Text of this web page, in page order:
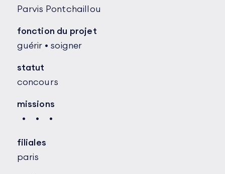
Parvis Pontchaillou
fonction du projet
guérir • soigner
statut
concours
missions
filiales
paris